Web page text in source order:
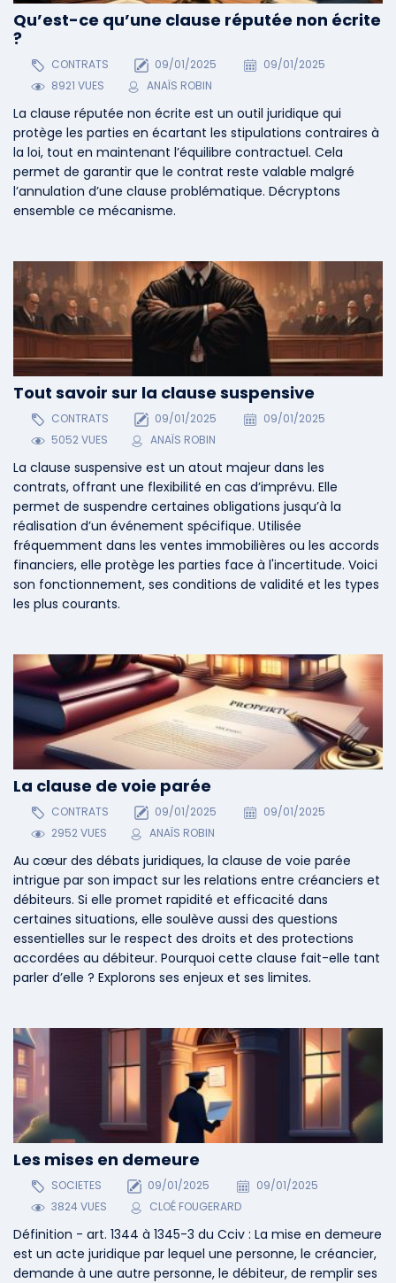
Les mises en demeure
SOCIETES 09/01/2025
09/01/2025
3824 VUES
CLOÉ FOUGERARD
Définition - art. 1344 à 1345-3 du Cciv : La mise en demeure
est un acte juridique par lequel une personne, le créancier,
demande à une autre personne, le débiteur, de remplir ses
La clause de voie parée
CONTRATS 09/01/2025
09/01/2025
2952 VUES
ANAÏS ROBIN
Au cœur des débats juridiques, la clause de voie parée
intrigue par son impact sur les relations entre créanciers et
débiteurs. Si elle promet rapidité et efficacité dans
certaines situations, elle soulève aussi des questions
essentielles sur le respect des droits et des protections
accordées au débiteur. Pourquoi cette clause fait-elle tant
parler d’elle ? Explorons ses enjeux et ses limites.
Tout savoir sur la clause suspensive
CONTRATS 09/01/2025
09/01/2025
5052 VUES
ANAÏS ROBIN
La clause suspensive est un atout majeur dans les
contrats, offrant une flexibilité en cas d’imprévu. Elle
permet de suspendre certaines obligations jusqu’à la
réalisation d’un événement spécifique. Utilisée
fréquemment dans les ventes immobilières ou les accords
financiers, elle protège les parties face à l'incertitude. Voici
son fonctionnement, ses conditions de validité et les types
les plus courants.
Qu’est-ce qu’une clause réputée non écrite
?
CONTRATS 09/01/2025
09/01/2025
8921 VUES
ANAÏS ROBIN
La clause réputée non écrite est un outil juridique qui
protège les parties en écartant les stipulations contraires à
la loi, tout en maintenant l’équilibre contractuel. Cela
permet de garantir que le contrat reste valable malgré
l’annulation d’une clause problématique. Décryptons
ensemble ce mécanisme.